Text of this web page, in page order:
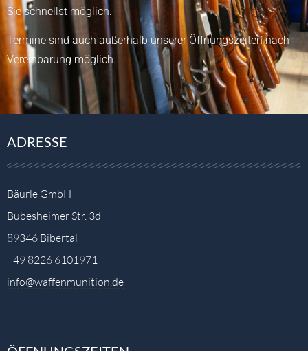
Sie schnellst möglich.
Termine sind auch außerhalb unserer Öffnungszeiten nach
Vereinbarung möglich.
ADRESSE
Bäurle GmbH
Bubesheimer Str. 3d
89346 Bibertal
+49 8226 6101971
info@waffenmunition.de